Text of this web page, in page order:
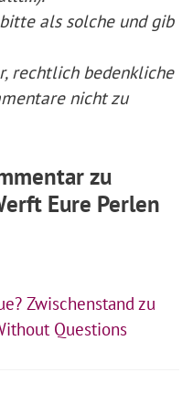
bitte als solche und gib
rechtlich bedenkliche
nicht zu
zu
Eure Perlen
Zwischenstand zu
Questions